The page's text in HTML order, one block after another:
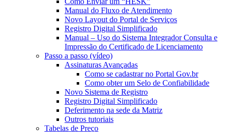
Manual do Fluxo de Atendimento
Novo Layout do Portal de Serviços
Registro Digital Simplificado
Manual – Uso do Sistema Integrador Consulta e
Impressão do Certificado de Licenciamento
Passo a passo (vídeo)
Assinaturas Avançadas
Como se cadastrar no Portal Gov.br
Como obter um Selo de Confiabilidade
Novo Sistema de Registro
Registro Digital Simplificado
Deferimento na sede da Matriz
Outros tutoriais
Tabelas de Preço